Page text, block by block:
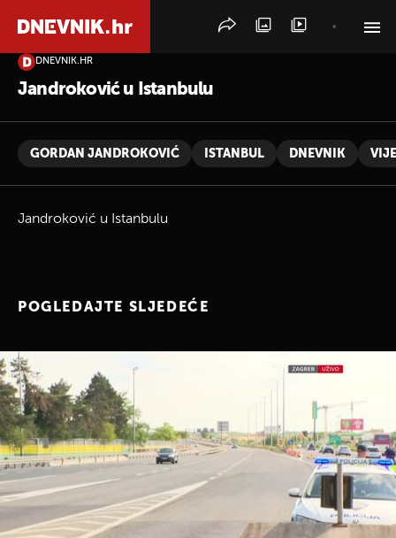
DNEVNIK.HR
Jandroković u Istanbulu
GORDAN JANDROKOVIĆ ISTANBUL DNEVNIK
Jandroković u Istanbulu
POGLEDAJTE SLJEDEĆE
PRETRAŽITE VIJESTI